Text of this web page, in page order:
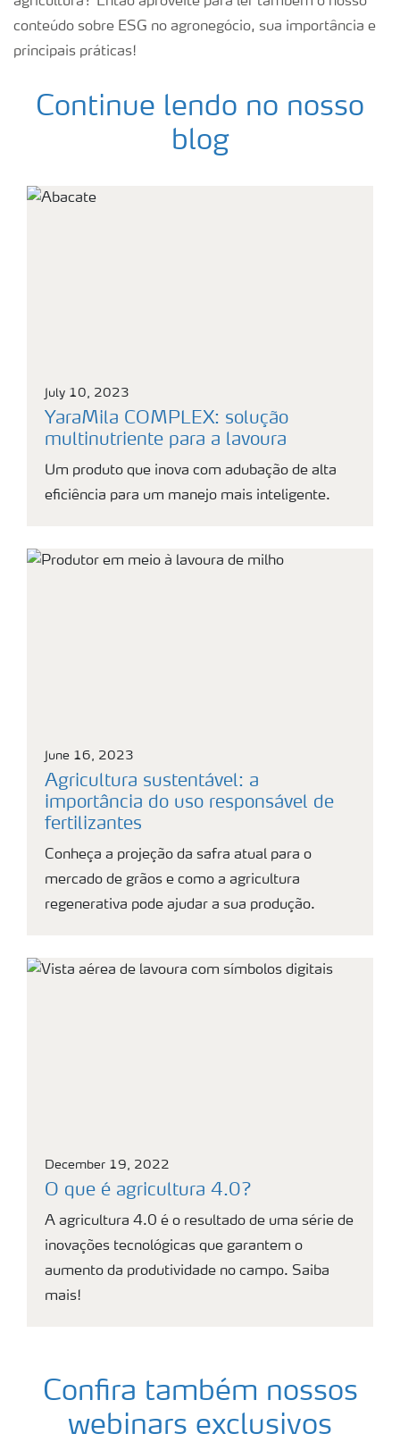
conteúdo sobre ESG no agronegócio, sua importância e
principais práticas!
Continue lendo no nosso
blog
July 10, 2023
YaraMila COMPLEX: solução
multinutriente para a lavoura
Um produto que inova com adubação de alta
eficiência para um manejo mais inteligente.
June 16, 2023
Agricultura sustentável: a
importância do uso responsável de
fertilizantes
Conheça a projeção da safra atual para o
mercado de grãos e como a agricultura
regenerativa pode ajudar a sua produção.
December 19, 2022
O que é agricultura 4.0?
A agricultura 4.0 é o resultado de uma série de
inovações tecnológicas que garantem o
aumento da produtividade no campo. Saiba
mais!
Confira também nossos
webinars exclusivos